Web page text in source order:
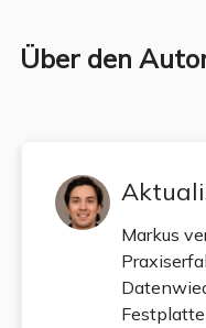
Über den
Markus